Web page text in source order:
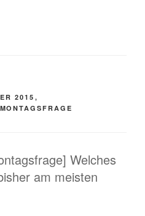
2015 ,
MONTAGSFRAGE
Welches
am meisten